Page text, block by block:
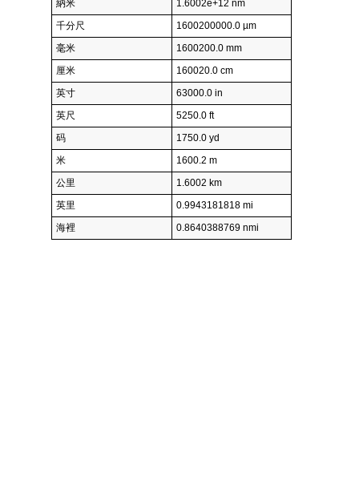
納米
1.6002e+12 nm
千分尺
1600200000.0 µm
毫米
1600200.0 mm
厘米
160020.0 cm
英寸
63000.0 in
英尺
5250.0 ft
码
1750.0 yd
米
1600.2 m
公里
1.6002 km
英里
0.9943181818 mi
海裡
0.8640388769 nmi